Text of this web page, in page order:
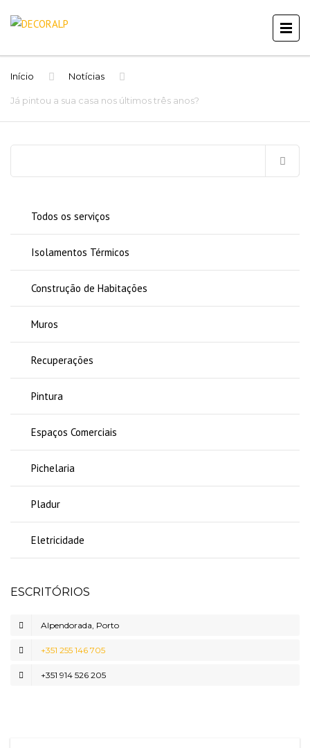
Início Notícias
Já pintou a sua casa nos últimos três anos?
Todos os serviços
Isolamentos Térmicos
Construção de Habitações
Muros
Recuperações
Pintura
Espaços Comerciais
Pichelaria
Pladur
Eletricidade
ESCRITÓRIOS
Alpendorada, Porto
+351 255 146 705
+351 914 526 205